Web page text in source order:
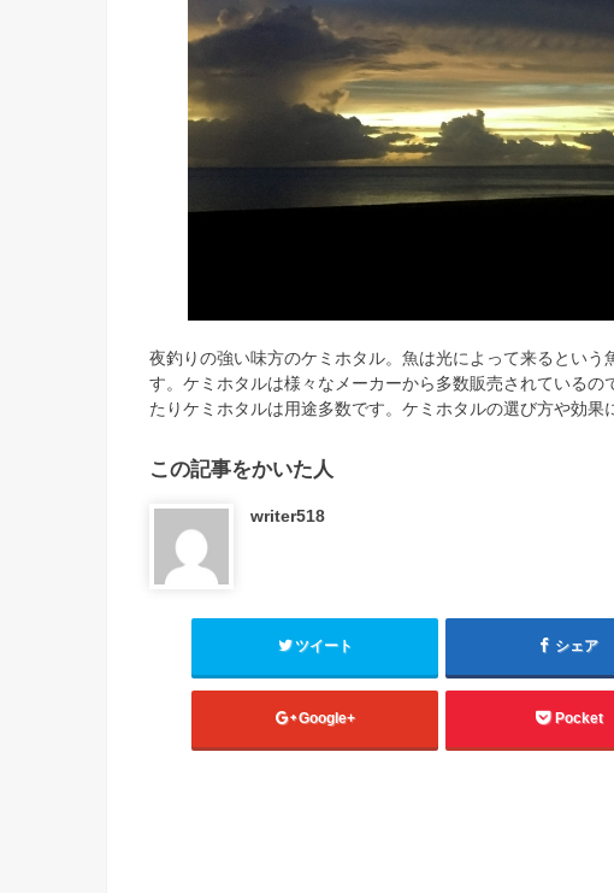
夜釣りの強い味方のケミホタル。魚は光によって来るとい
す。ケミホタルは様々なメーカーから多数販売されている
たりケミホタルは用途多数です。ケミホタルの選び方や効果
この記事をかいた人
writer518
ツイート シェア
Google+ Pocket